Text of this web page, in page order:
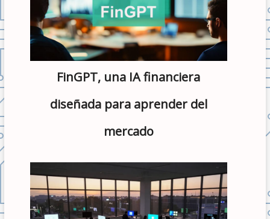
FinGPT, una IA financiera
diseñada para aprender del
mercado